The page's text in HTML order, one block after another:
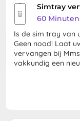
Simtray
60 Minuten
Is de sim tray van
Geen nood! Laat
vervangen bij
vakkundig een